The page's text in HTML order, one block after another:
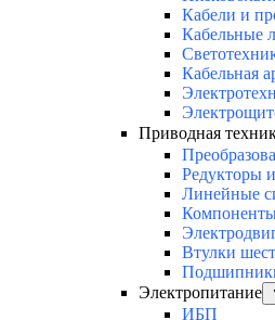
Кабели и
Кабельные
Кабельная
Приводная
Редукторы
Линейные
Втулки
Электропитание
ИБП